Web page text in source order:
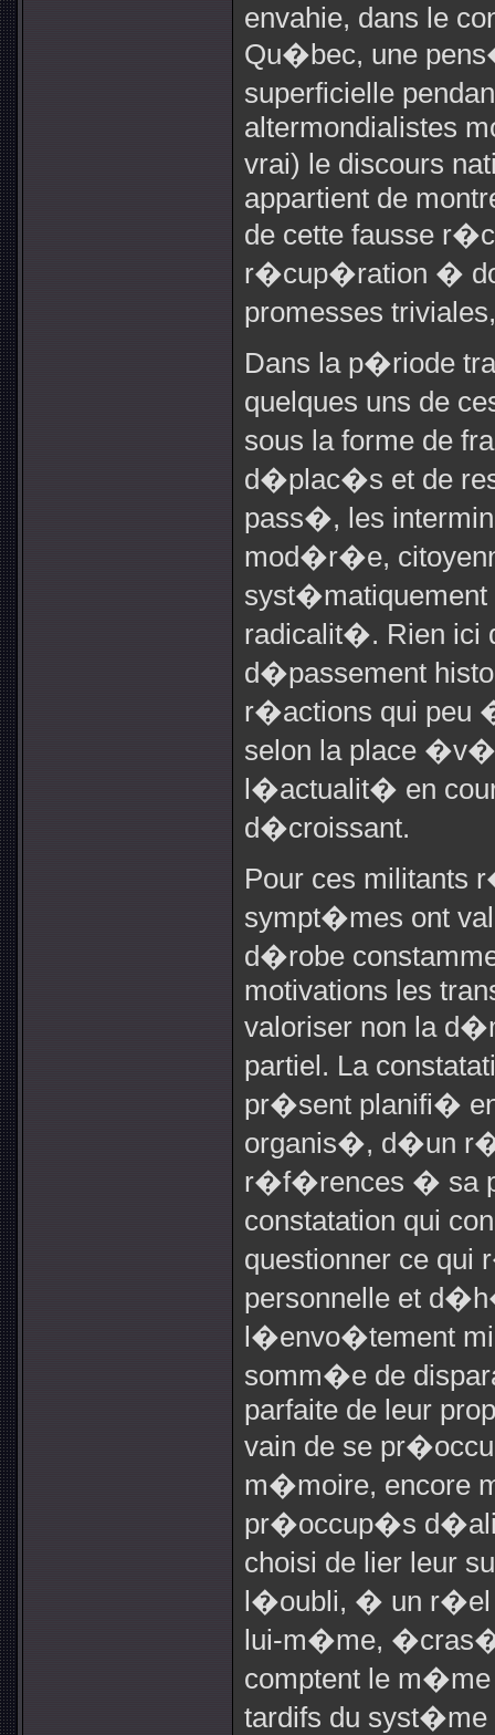
envahie, dans le
Qu�bec, une
superficielle
altermondialistes
vrai) le discours
appartient de
de cette fausse
r�cup�ration �
promesses
Dans la p�riode
quelques uns de
sous la forme de
d�plac�s et de
pass�, les
mod�r�e,
radicalit�. Rien ici
d�passement
r�actions qui peu
selon la place
l�actualit� en
d�croissant.
Pour ces
sympt�mes ont
d�robe
motivations les
valoriser non la
partiel. La
pr�sent planifi�
organis�, d�un
r�f�rences � sa
constatation qui
questionner ce qui
personnelle et
l�envo�tement
somm�e de
parfaite de leur
vain de se
m�moire, encore
pr�occup�s
choisi de lier leur
l�oubli, � un r�el
lui-m�me,
comptent le m�me
tardifs du syst�me